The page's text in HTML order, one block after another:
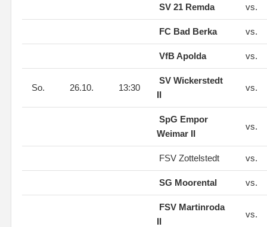
SV 21 Remda vs.
FC Bad Berka vs.
VfB Apolda vs.
So. 26.10. 13:30
SV Wickerstedt
II
vs.
SpG Empor
Weimar II
vs.
FSV Zottelstedt vs.
SG Moorental vs.
FSV Martinroda
II
vs.